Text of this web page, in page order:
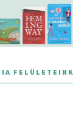
FELÜLETEINK